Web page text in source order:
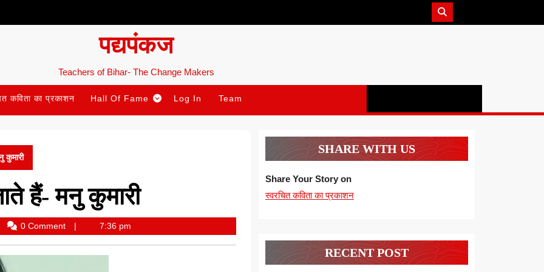
पद्यपंकज
Teachers of Bihar- The Change Makers
कविता का प्रकाशन Hall Of Fame Log In Team
कुमारी
हैं- मनु कुमारी
0 Comment 7:36 pm
SHARE WITH US
Share Your Story on
स्वरचित कविता का प्रकाशन
RECENT POST